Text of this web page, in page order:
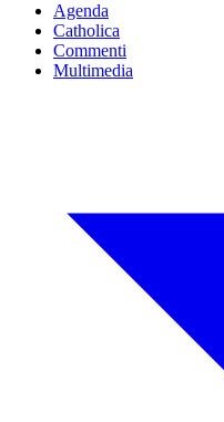
Agenda
Catholica
Commenti
Multimedia